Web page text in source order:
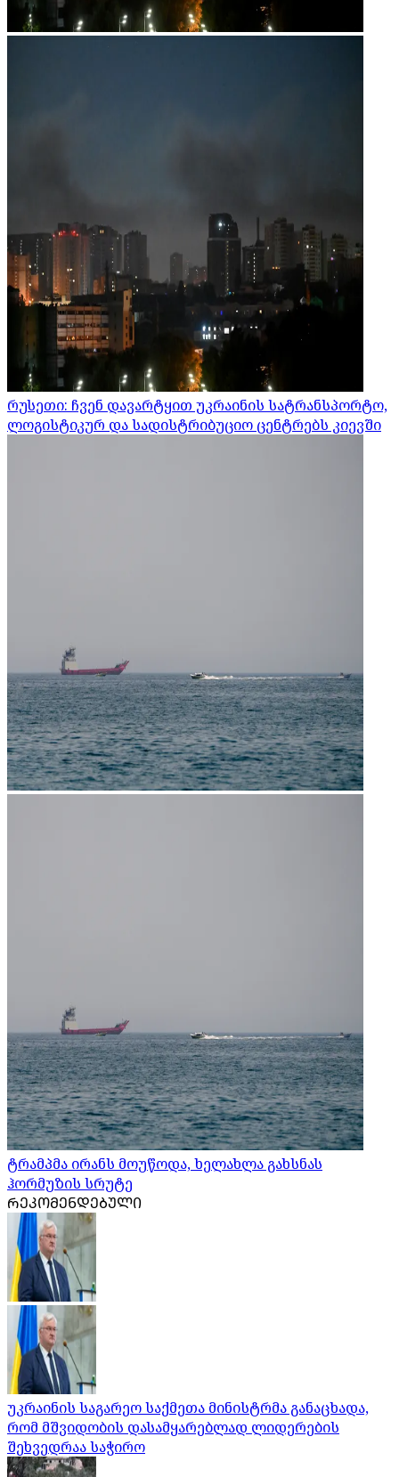
რუსეთი: ჩვენ დავარტყით უკრაინის სატრანსპორტო,
ლოგისტიკურ და სადისტრიბუციო ცენტრებს კიევში
ტრამპმა ირანს მოუწოდა, ხელახლა გახსნას
ჰორმუზის სრუტე
ᲠᲔᲙᲝᲛᲔᲜᲓᲔᲑᲣᲚᲘ
უკრაინის საგარეო საქმეთა მინისტრმა განაცხადა,
რომ მშვიდობის დასამყარებლად ლიდერების
შეხვედრაა საჭირო